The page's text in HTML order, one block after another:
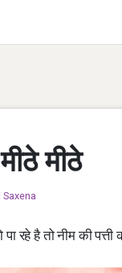
मीठे
रहे है तो नीम की